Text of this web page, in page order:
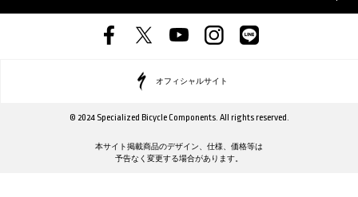
オフィシャルサイト
© 2024 Specialized Bicycle Components. All rights reserved.
本サイト掲載商品のデザイン、仕様、価格等は
予告なく変更する場合があります。